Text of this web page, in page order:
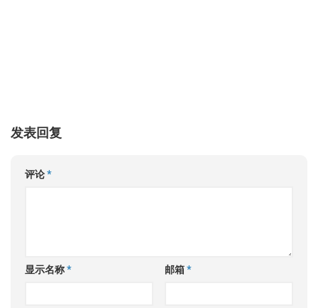
发表回复
评论*
显示名称* 邮箱*